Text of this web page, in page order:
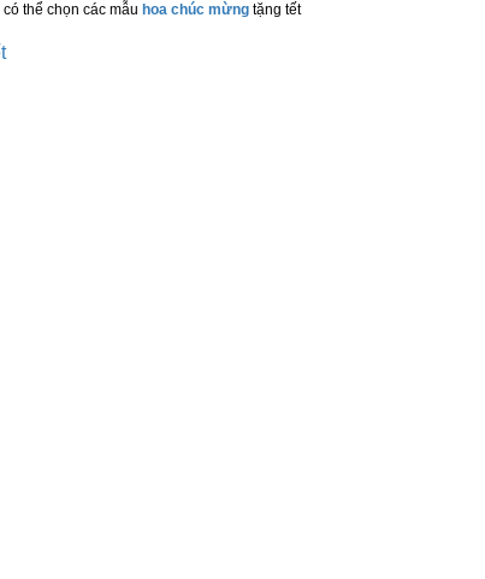
thể chọn các mẫu hoa chúc mừng tặng tết